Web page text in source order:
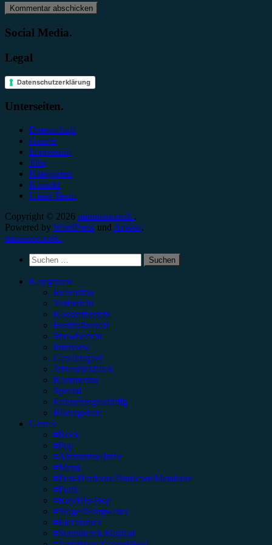
Social Media.
Legal
Datenschutzerklärung
Unterseiten.
Datenschutz
Genres
Impressum
Jobs
Kategorien
Kontakt
Unser Team
Copyright © 2026 minutenmusik..
Powered by WordPress und Arouse.
minutenmusik.
Suchen
nach:
Kategorien
Rezension
Vorbericht
Konzertbericht
Festivalbericht
Showbericht
Interview
Gewinnspiel
Jahresrückblick
Kommentar
Special
Erinnerungswürdig
Bildergalerie
Genres
#Rock
#Pop
#Alternative/Indie
#Metal
#Post-Hardcore/Hardcore/Metalcore
#Punk
#Rap/Hip-Hop
#Singer/Songwriter
#Electronica
#Soundtrack/Musical